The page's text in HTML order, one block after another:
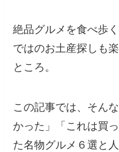
絶品グルメを食べ歩
ではのお土産探しも
ところ。
この記事では、そん
かった」「これは買
た名物グルメ６選と